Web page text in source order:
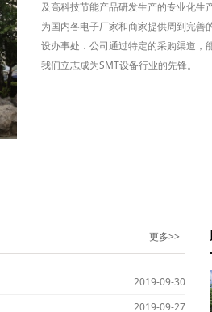
及高科技节能产品研发生产的专业化生
为国内各电子厂家和商家提供周到完
设办事处．公司通过特定的采购渠道，
我们立志成为SMT设备行业的先锋。
更多>>
2019-09-30
2019-09-27